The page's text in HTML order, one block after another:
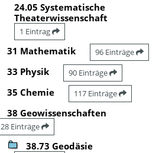
24.05 Systematische
Theaterwissenschaft
1 Eintrag
31 Mathematik 96 Einträge
33 Physik 90 Einträge
35 Chemie 117 Einträge
38 Geowissenschaften
28 Einträge
38.73 Geodäsie